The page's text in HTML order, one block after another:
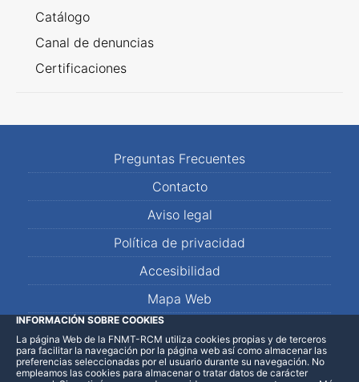
Catálogo
Canal de denuncias
Certificaciones
Preguntas Frecuentes
Contacto
Aviso legal
Política de privacidad
Accesibilidad
Mapa Web
LinkedInFacebookWhatsApp
INFORMACIÓN SOBRE COOKIES
La página Web de la FNMT-RCM utiliza cookies propias y de terceros
para facilitar la navegación por la página web así como almacenar las
preferencias seleccionadas por el usuario durante su navegación. No
empleamos las cookies para almacenar o tratar datos de carácter